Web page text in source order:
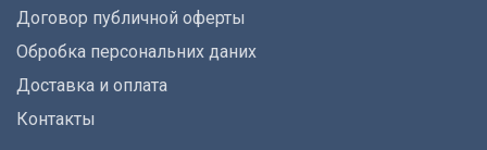
Договор публичной оферты
Обробка персональних даних
Доставка и оплата
Контакты